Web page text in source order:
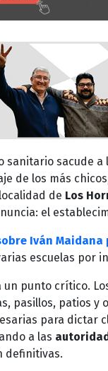
sanitario sacude a
de los más
de Los
el
Iván
escuelas por
un punto crítico.
pasillos, patios y
para dictar
a las
definitivas.